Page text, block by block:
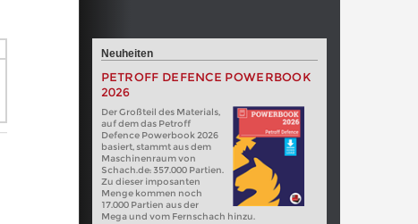
Neuheiten
PETROFF DEFENCE POWERBOOK
2026
Der Großteil des Materials,
auf dem das Petroff
Defence Powerbook 2026
basiert, stammt aus dem
Maschinenraum von
Schach.de: 357.000 Partien.
Zu dieser imposanten
Menge kommen noch
17.000 Partien aus der
Mega und vom Fernschach hinzu.